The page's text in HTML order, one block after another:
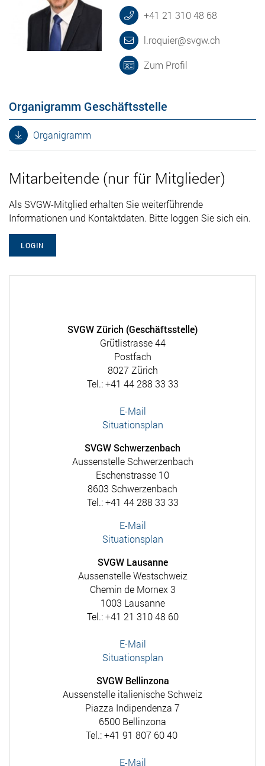
+41 21 310 48 68
l.roquier@svgw.ch
Zum Profil
Organigramm Geschäftsstelle
Organigramm
Mitarbeitende (nur für Mitglieder)
Als SVGW-Mitglied erhalten Sie weiterführende
Informationen und Kontaktdaten. Bitte loggen Sie sich ein.
LOGIN
SVGW Zürich (Geschäftsstelle)
Grütlistrasse 44
Postfach
8027 Zürich
Tel.: +41 44 288 33 33
E-Mail
Situationsplan
SVGW Schwerzenbach
Aussenstelle Schwerzenbach
Eschenstrasse 10
8603 Schwerzenbach
Tel.: +41 44 288 33 33
E-Mail
Situationsplan
SVGW Lausanne
Aussenstelle Westschweiz
Chemin de Mornex 3
1003 Lausanne
Tel.: +41 21 310 48 60
E-Mail
Situationsplan
SVGW Bellinzona
Aussenstelle italienische Schweiz
Piazza Indipendenza 7
6500 Bellinzona
Tel.: +41 91 807 60 40
E-Mail